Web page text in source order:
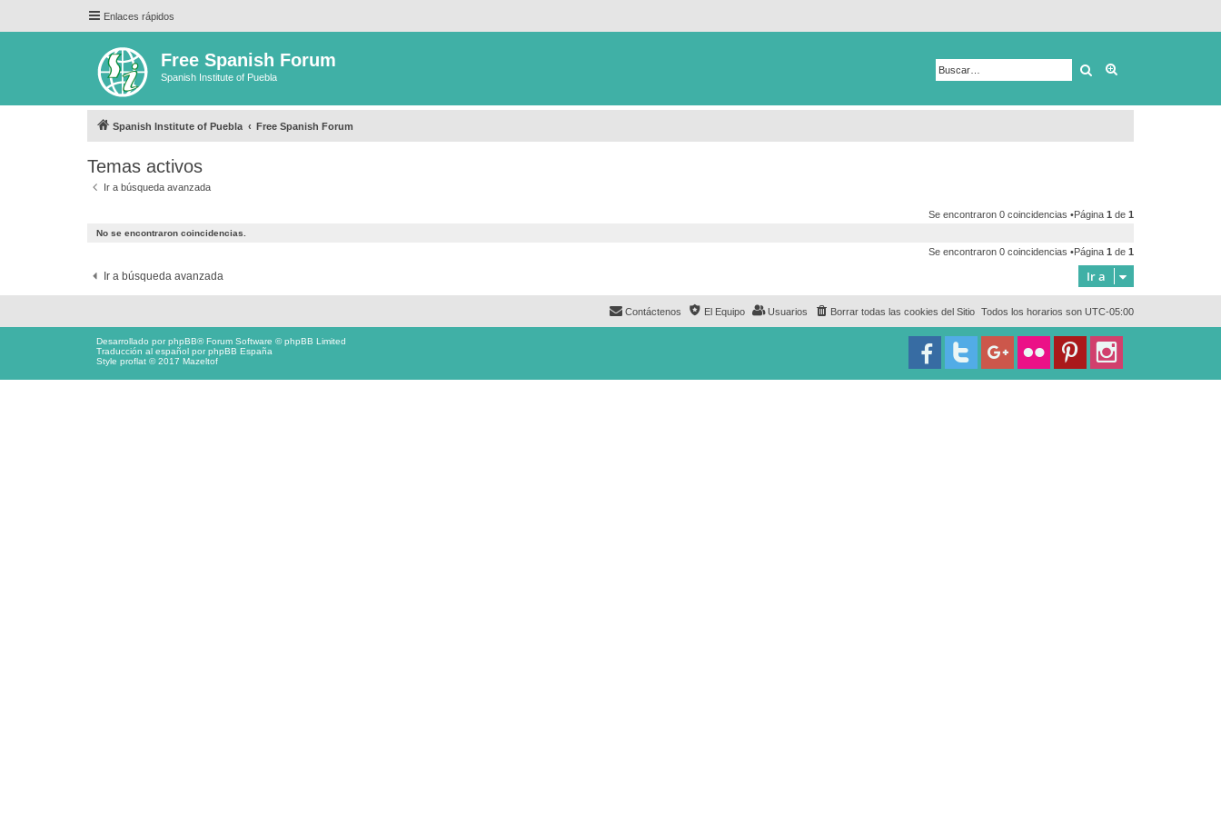
Enlaces rápidos
Free Spanish Forum
Spanish Institute of Puebla Buscar
Spanish Institute of Puebla Free Spanish Forum
Temas activos
Ir a búsqueda avanzada
Se encontraron 0 coincidencias •Página 1 de 1
No se encontraron coincidencias.
Se encontraron 0 coincidencias •Página 1 de 1
Ir a búsqueda avanzada Ir a
Todos los horarios son UTC-05:00
Borrar todas las cookies del Sitio
Usuarios
El Equipo
Contáctenos
Desarrollado porphpBB® Forum Software © phpBB Limited
Traducción al español porphpBB España
Style proflat © 2017 Mazeltof